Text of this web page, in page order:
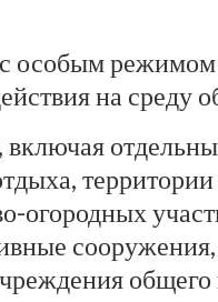
особым режимом
на среду
включая
общего